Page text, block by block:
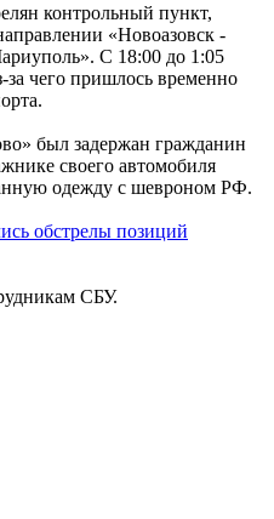
контрольный пункт,
«Новоазовск -
С 18:00 до 1:05
за чего пришлось временно
был задержан гражданин
своего автомобиля
одежду с шевроном РФ.
обстрелы позиций
СБУ.